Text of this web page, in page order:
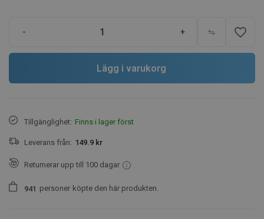
- + favorite_border
Lägg i varukorg
Tillgänglighet: Finns i lager först
Leverans från: 149.9 kr
Returnerar upp till 100 dagar
941 personer köpte den här produkten.